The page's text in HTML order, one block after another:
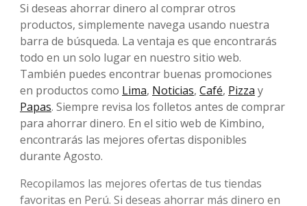
Si deseas ahorrar dinero al comprar otros
productos, simplemente navega usando nuestra
barra de búsqueda. La ventaja es que encontrarás
todo en un solo lugar en nuestro sitio web.
También puedes encontrar buenas promociones
en productos como Lima, Noticias, Café, Pizza y
Papas. Siempre revisa los folletos antes de comprar
para ahorrar dinero. En el sitio web de Kimbino,
encontrarás las mejores ofertas disponibles
durante Agosto.
Recopilamos las mejores ofertas de tus tiendas
favoritas en Perú. Si deseas ahorrar más dinero en